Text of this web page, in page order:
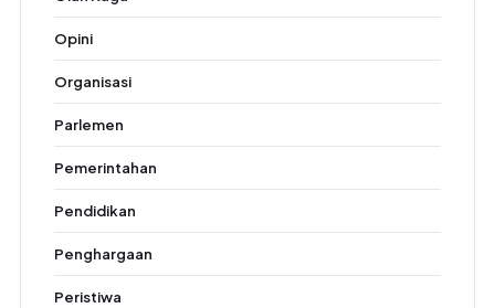
Opini
Organisasi
Parlemen
Pemerintahan
Pendidikan
Penghargaan
Peristiwa